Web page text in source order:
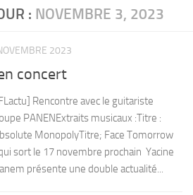
: NOVEMBRE 3, 2023
2023
concert
Rencontre avec le guitariste
PANENExtraits musicaux :Titre :
MonopolyTitre; Face Tomorrow
sort le 17 novembre prochain Yacine
présente une double actualité...